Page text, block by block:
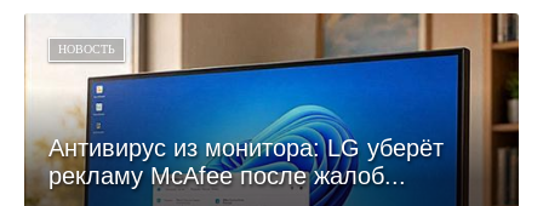
НОВОСТЬ
Антивирус из монитора: LG уберёт
рекламу McAfee после жалоб...